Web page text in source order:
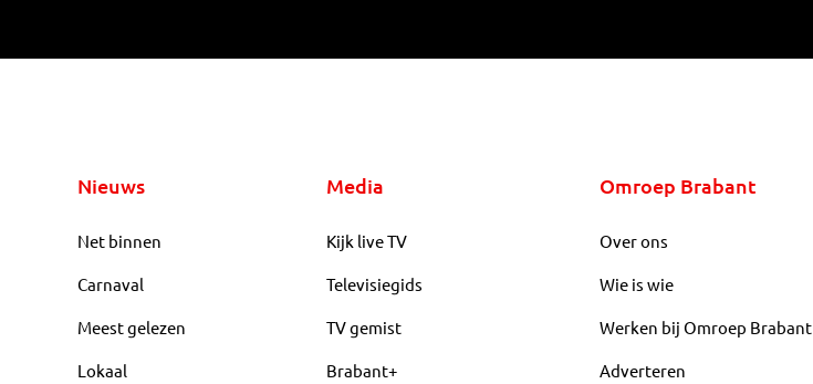
Nieuws
Net binnen
Carnaval
Meest gelezen
Lokaal
Media
Kijk live TV
Televisiegids
TV gemist
Brabant+
Omroep Brabant
Over ons
Wie is wie
Werken bij Omroep Brabant
Adverteren